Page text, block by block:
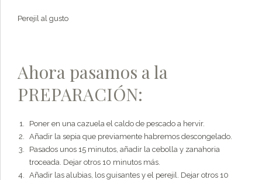
Perejil al gusto
Ahora pasamos a la
PREPARACIÓN:
Poner en una cazuela el caldo de pescado a hervir.
Añadir la sepia que previamente habremos descongelado.
Pasados unos 15 minutos, añadir la cebolla y zanahoria
troceada. Dejar otros 10 minutos más.
Añadir las alubias, los guisantes y el perejil. Dejar otros 10